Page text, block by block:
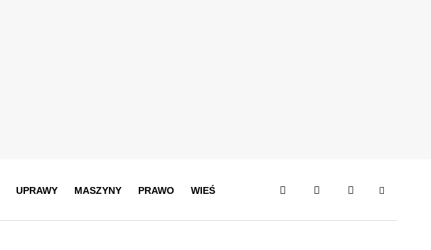
UPRAWY MASZYNY PRAWO WIEŚ